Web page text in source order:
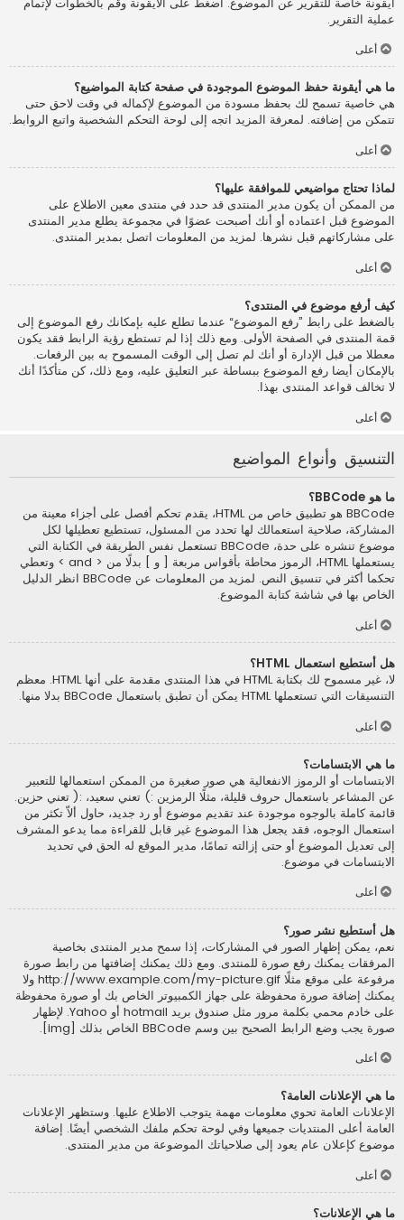
عملية التقرير.
أعلى
ما هي أيقونة حفظ الموضوع الموجودة في صفحة كتابة المواضيع؟
هي خاصية تسمح لك بحفظ مسودة من الموضوع لإكماله في وقت لاحق حتى
تتمكن من إضافته. لمعرفة المزيد اتجه إلى لوحة التحكم الشخصية واتبع الروابط.
أعلى
لماذا تحتاج مواضيعي للموافقة عليها؟
من الممكن أن يكون مدير المنتدى قد حدد في منتدى معين الاطلاع على
الموضوع قبل اعتماده أو أنك أصبحت عضوًا في مجموعة يطلع مدير المنتدى
على مشاركاتهم قبل نشرها. لمزيد من المعلومات اتصل بمدير المنتدى.
أعلى
كيف أرفع موضوع في المنتدى؟
بالضغط على رابط ”رفع الموضوع“ عندما تطلع عليه بإمكانك رفع الموضوع إلى
قمة المنتدى في الصفحة الأولى. ومع ذلك إذا لم تستطع رؤية الرابط فقد يكون
معطلا من قبل الإدارة أو أنك لم تصل إلى الوقت المسموح به بين الرفعات.
بالإمكان أيضا رفع الموضوع ببساطة عبر التعليق عليه، ومع ذلك، كن متأكدًا أنك
لا تخالف قواعد المنتدى بهذا.
أعلى
التنسيق وأنواع المواضيع
ما هو BBCode؟
BBCode هو تطبيق خاص من HTML، يقدم تحكم أفصل على أجزاء معينة من
المشاركة، صلاحية استعمالك لها تحدد من المسئول، تستطيع تعطيلها لكل
موضوع تنشره على حدة، BBCode تستعمل نفس الطريقة في الكتابة التي
يستعملها HTML، الرموز محاطة بأقواس مربعة [ و ] بدلًا من < and > وتعطي
تحكما أكثر في تنسيق النص. لمزيد من المعلومات عن BBCode انظر الدليل
الخاص بها في شاشة كتابة الموضوع.
أعلى
هل أستطيع استعمال HTML؟
لا، غير مسموح لك بكتابة HTML في هذا المنتدى مقدمة على أنها HTML. معظم
التنسيقات التي تستعملها HTML يمكن أن تطبق باستعمال BBCode بدلا منها.
أعلى
ما هي الابتسامات؟
الابتسامات أو الرموز الانفعالية هي صور صغيرة من الممكن استعمالها للتعبير
عن المشاعر باستعمال حروف قليلة، مثلًا الرمزين :) تعني سعيد، :( تعني حزين.
قائمة كاملة بالوجوه موجودة عند تقديم موضوع أو رد جديد، حاول ألاّ تكثر من
استعمال الوجوه، فقد يجعل هذا الموضوع غير قابل للقراءة مما يدعو المشرف
إلى تعديل الموضوع أو حتى إزالته تمامًا، مدير الموقع له الحق في تحديد
الابتسامات في موضوع.
أعلى
هل أستطيع نشر صور؟
نعم، يمكن إظهار الصور في المشاركات، إذا سمح مدير المنتدى بخاصية
المرفقات يمكنك رفع صورة للمنتدى. ومع ذلك يمكنك إضافتها من رابط صورة
مرفوعة على موقع مثلًا http://www.example.com/my-picture.gif ولا
يمكنك إضافة صورة محفوظة على جهاز الكمبيوتر الخاص بك أو صورة محفوظة
على خادم محمي بكلمة مرور مثل صندوق بريد hotmail أو Yahoo. لإظهار
صورة يجب وضع الرابط الصحيح بين وسم BBCode الخاص بذلك [img].
أعلى
ما هي الإعلانات العامة؟
الإعلانات العامة تحوي معلومات مهمة يتوجب الاطلاع عليها. وستظهر الإعلانات
العامة أعلى المنتديات جميعها وفي لوحة تحكم ملفك الشخصي أيضًا. إضافة
موضوع كإعلان عام يعود إلى صلاحياتك الموضوعة من مدير المنتدى.
أعلى
ما هي الإعلانات؟